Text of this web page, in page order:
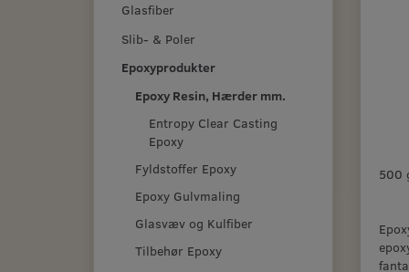
Glasfiber
Slib- & Poler
Epoxyprodukter
Epoxy Resin, Hærder mm.
Entropy Clear Casting
Epoxy
Fyldstoffer Epoxy
Epoxy Gulvmaling
Glasvæv og Kulfiber
Tilbehør Epoxy
500